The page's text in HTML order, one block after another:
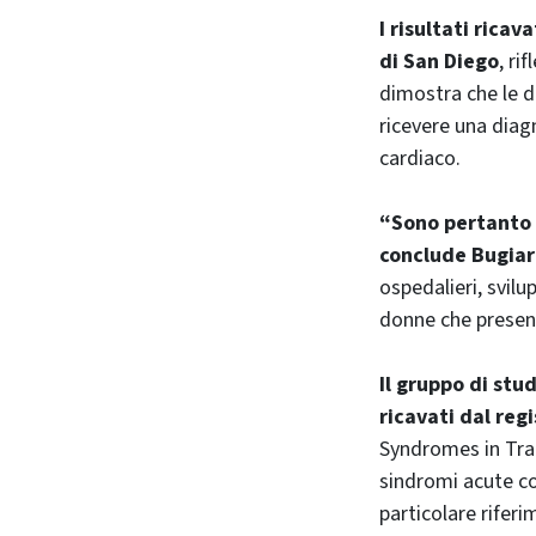
I risultati
di San Diego,
dimostra che le
ricevere una
cardiaco.
“Sono
conclude
ospedalieri,
donne che
Il gruppo di
ricavati dal
Syndromes in
sindromi acute
particolare